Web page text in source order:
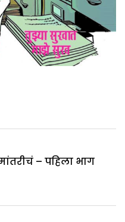
– पहिला भाग